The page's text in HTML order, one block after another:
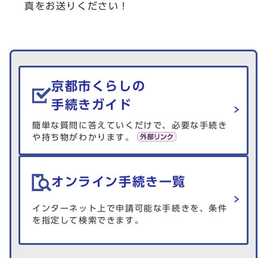
真をお送りください！
生活情報を探す
京都市くらしの
手続きガイド
簡単な質問に答えていくだけで、必要な手続き
や持ち物がわかります。
オンライン手続き一覧
インターネット上で申請可能な手続きを、条件
を指定して検索できます。